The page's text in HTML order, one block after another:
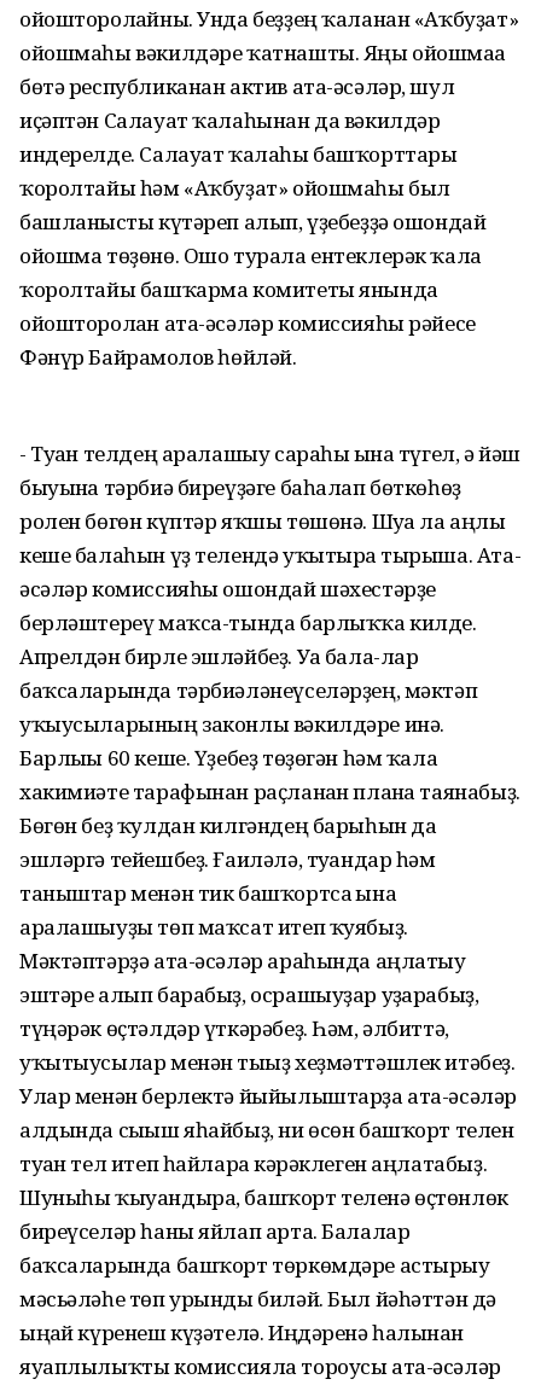
ойошторолғайны. Унда беҙҙең ҡаланан «Аҡбуҙат»
ойошмаһы вәкилдәре ҡатнашты. Яңы ойошмаға
бөтә республиканан актив ата-әсәләр, шул
иҫәптән Салауат ҡалаһынан да вәкилдәр
индерелде. Салауат ҡалаһы башҡорттары
ҡоролтайы һәм «Аҡбуҙат» ойошмаһы был
башланғысты күтәреп алып, үҙебеҙҙә ошондай
ойошма төҙөнө. Ошо турала ентеклерәк ҡала
ҡоролтайы башҡарма комитеты янында
ойошторолған ата-әсәләр комиссияһы рәйесе
Фәнүр Байрамғолов һөйләй.
- Туған телдең аралашыу сараһы ғына түгел, ә йәш
быуынға тәрбиә биреүҙәге баһалап бөткөһөҙ
ролен бөгөн күптәр яҡшы төшөнә. Шуға ла аңлы
кеше балаһын үҙ телендә уҡытырға тырыша. Ата-
әсәләр комиссияһы ошондай шәхестәрҙе
берләштереү маҡса-тында барлыҡҡа килде.
Апрелдән бирле эшләйбеҙ. Уға бала-лар
баҡсаларында тәрбиәләнеүселәрҙең, мәктәп
уҡыусыларының законлы вәкилдәре инә.
Барлығы 60 кеше. Үҙебеҙ төҙөгән һәм ҡала
хакимиәте тарафынан раҫланған планға таянабыҙ.
Бөгөн беҙ ҡулдан килгәндең барыһын да
эшләргә тейешбеҙ. Ғаиләлә, туғандар һәм
таныштар менән тик башҡортса ғына
аралашыуҙы төп маҡсат итеп ҡуябыҙ.
Мәктәптәрҙә ата-әсәләр араһында аңлатыу
эштәре алып барабыҙ, осрашыуҙар уҙғарабыҙ,
түңәрәк өҫтәлдәр үткәрәбеҙ. Һәм, әлбиттә,
уҡытыусылар менән тығыҙ хеҙмәттәшлек итәбеҙ.
Улар менән берлектә йыйылыштарҙа ата-әсәләр
алдында сығыш яһайбыҙ, ни өсөн башҡорт телен
туған тел итеп һайларға кәрәклеген аңлатабыҙ.
Шуныһы ҡыуандыра, башҡорт теленә өҫтөнлөк
биреүселәр һаны яйлап арта. Балалар
баҡсаларында башҡорт төркөмдәре астырыу
мәсьәләһе төп урынды биләй. Был йәһәттән дә
ыңғай күренеш күҙәтелә. Иңдәренә һалынған
яуаплылыҡты комиссияла тороусы ата-әсәләр